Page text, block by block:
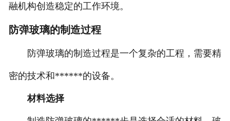
融机构创造稳定的工作环境。
防弹玻璃的制造过程
防弹玻璃的制造过程是一个复杂的工程，需要精
密的技术和******的设备。
材料选择